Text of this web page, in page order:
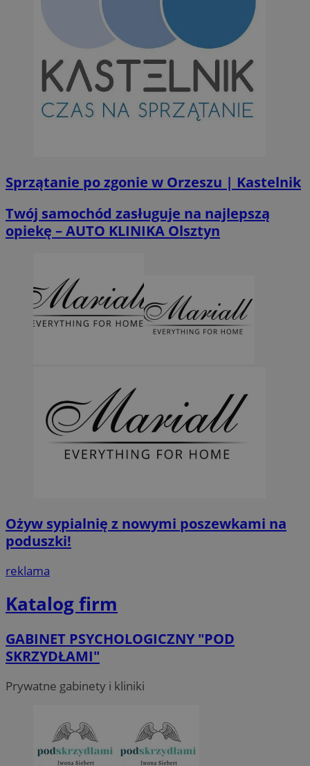
Sprzątanie po zgonie w Orzeszu | Kastelnik
Twój samochód zasługuje na najlepszą
opiekę – AUTO KLINIKA Olsztyn
Ożyw sypialnię z nowymi poszewkami na
poduszki!
reklama
Katalog firm
GABINET PSYCHOLOGICZNY "POD
SKRZYDŁAMI"
Prywatne gabinety i kliniki